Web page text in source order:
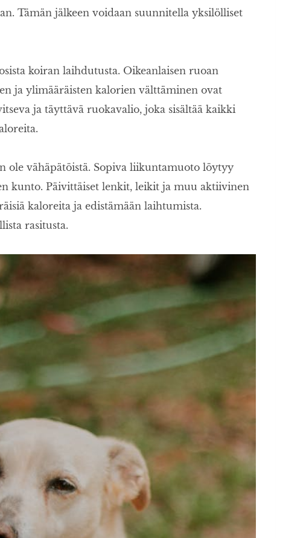
Tämän jälkeen voidaan suunnitella yksilölliset
koiran laihdutusta. Oikeanlaisen ruoan
ja ylimääräisten kalorien välttäminen ovat
ja täyttävä ruokavalio, joka sisältää kaikki
ole vähäpätöistä. Sopiva liikuntamuoto löytyy
kunto. Päivittäiset lenkit, leikit ja muu aktiivinen
kaloreita ja edistämään laihtumista.
rasitusta.